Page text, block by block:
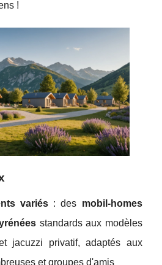
!
variés : des mobil-homes
standards aux modèles
jacuzzi privatif, adaptés aux
et groupes d'amis